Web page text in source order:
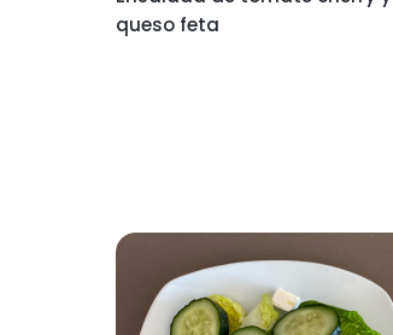
queso feta